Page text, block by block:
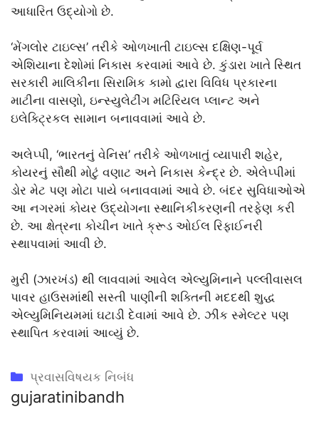
આધારિત ઉદ્યોગો છે.
‘મેંગલોર ટાઇલ્સ’ તરીકે ઓળખાતી ટાઇલ્સ દક્ષિણ-પૂર્વ
એશિયાના દેશોમાં નિકાસ કરવામાં આવે છે. કુંડારા ખાતે સ્થિત
સરકારી માલિકીના સિરામિક કામો દ્વારા વિવિધ પ્રકારના
માટીના વાસણો, ઇન્સ્યુલેટીંગ મટિરિયલ પ્લાન્ટ અને
ઇલેક્ટ્રિકલ સામાન બનાવવામાં આવે છે.
અલેપ્પી, ‘ભારતનું વેનિસ’ તરીકે ઓળખાતું વ્યાપારી શહેર,
કોયરનું સૌથી મોટું વણાટ અને નિકાસ કેન્દ્ર છે. એલેપ્પીમાં
ડોર મેટ પણ મોટા પાયે બનાવવામાં આવે છે. બંદર સુવિધાઓએ
આ નગરમાં કોયર ઉદ્યોગના સ્થાનિકીકરણની તરફેણ કરી
છે. આ ક્ષેત્રના કોચીન ખાતે ક્રૂડ ઓઈલ રિફાઈનરી
સ્થાપવામાં આવી છે.
મુરી (ઝારખંડ) થી લાવવામાં આવેલ એલ્યુમિનાને પલ્લીવાસલ
પાવર હાઉસમાંથી સસ્તી પાણીની શક્તિની મદદથી શુદ્ધ
એલ્યુમિનિયમમાં ઘટાડી દેવામાં આવે છે. ઝીંક સ્મેલ્ટર પણ
સ્થાપિત કરવામાં આવ્યું છે.
Categories
પ્રવાસવિષયક નિબંધ
gujaratinibandh